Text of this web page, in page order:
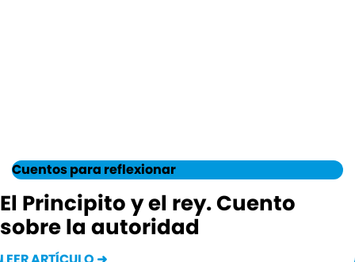
Cuentos para reflexionar
El Principito y el rey. Cuento
sobre la autoridad